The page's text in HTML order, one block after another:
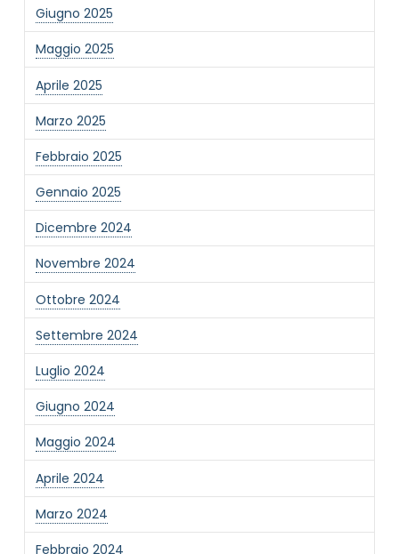
Giugno 2025
Maggio 2025
Aprile 2025
Marzo 2025
Febbraio 2025
Gennaio 2025
Dicembre 2024
Novembre 2024
Ottobre 2024
Settembre 2024
Luglio 2024
Giugno 2024
Maggio 2024
Aprile 2024
Marzo 2024
Febbraio 2024
NOME STRUTTURA*
MAIL REFERENTE*
MOTIVO DEL CONTATTO*
Informativa Privacy
Ho preso visione dell'informativa privacy
Privacy Policy completa
Newsletter
Desidero rimanere aggiornato sulle ultime